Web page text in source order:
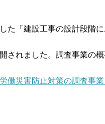
た「建設工事の設計段階
されました。調査事業の
働災害防止対策の調査事